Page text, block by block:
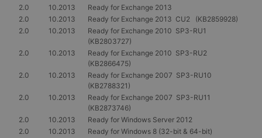
2.0
10.2013
Ready for Exchange 2013
2.0
10.2013
Ready for Exchange 2013 CU2 (KB2859928)
2.0
10.2013
Ready for Exchange 2010 SP3-RU1
(KB2803727)
2.0
10.2013
Ready for Exchange 2010 SP3-RU2
(KB2866475)
2.0
10.2013
Ready for Exchange 2007 SP3-RU10
(KB2788321)
2.0
10.2013
Ready for Exchange 2007 SP3-RU11
(KB2873746)
2.0
10.2013
Ready for Windows Server 2012
2.0
10.2013
Ready for Windows 8 (32-bit & 64-bit)